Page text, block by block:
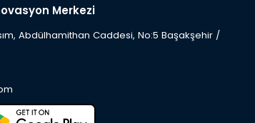
Merkezi
Abdülhamithan Caddesi, No:5 Başakşehir /